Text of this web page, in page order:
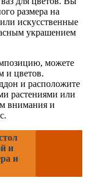
размера на
искусственные
украшением
можете
и цветов.
и расположите
растениями или
внимания и
и
и